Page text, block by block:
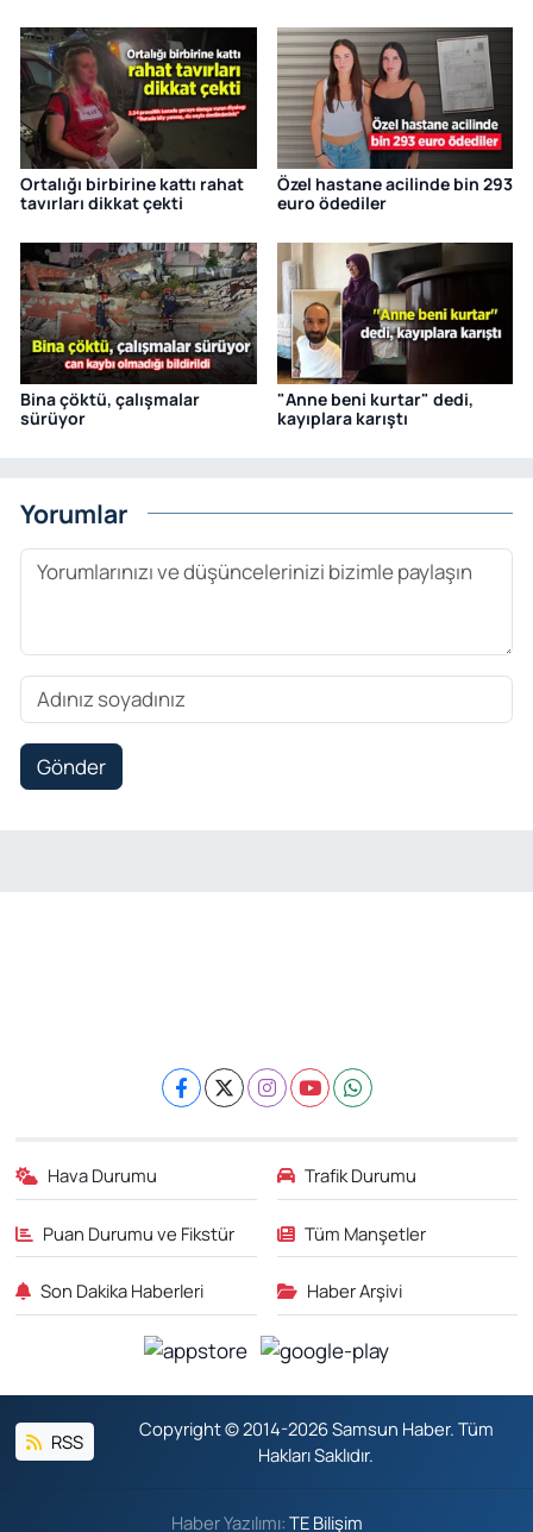
Ortalığı birbirine kattı rahat
tavırları dikkat çekti
Özel hastane acilinde bin 293
euro ödediler
Bina çöktü, çalışmalar
sürüyor
"Anne beni kurtar" dedi,
kayıplara karıştı
Yorumlar
Gönder
Hava Durumu Trafik Durumu
Puan Durumu ve Fikstür Tüm Manşetler
Son Dakika Haberleri Haber Arşivi
RSS
Copyright © 2014-2026 Samsun Haber. Tüm
Hakları Saklıdır.
Haber Yazılımı: TE Bilişim